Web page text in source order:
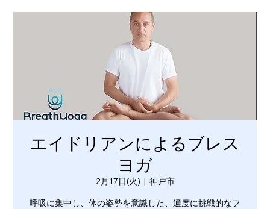
エイドリアンによるブレス
ヨガ
2月17日(火)
  |
神戸市
呼吸に集中し、体の姿勢を意識した、適度に挑戦的なフ